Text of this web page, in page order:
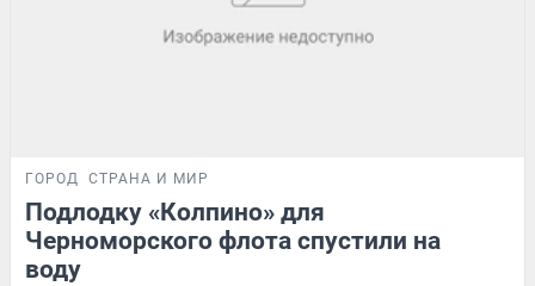
ГОРОД СТРАНА И МИР
Подлодку «Колпино» для
Черноморского флота спустили на
воду